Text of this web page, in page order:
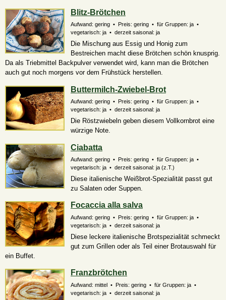
Blitz-Brötchen
Aufwand: gering • Preis: gering • für Gruppen: ja •
vegetarisch: ja • derzeit saisonal: ja
Die Mischung aus Essig und Honig zum
Bestreichen macht diese Brötchen schön knusprig.
Da als Triebmittel Backpulver verwendet wird, kann man die Brötchen
auch gut noch morgens vor dem Frühstück herstellen.
Buttermilch-Zwiebel-Brot
Aufwand: gering • Preis: gering • für Gruppen: ja •
vegetarisch: ja • derzeit saisonal: ja
Die Röstzwiebeln geben diesem Vollkornbrot eine
würzige Note.
Ciabatta
Aufwand: gering • Preis: gering • für Gruppen: ja •
vegetarisch: ja • derzeit saisonal: ja (z.T.)
Diese italienische Weißbrot-Spezialität passt gut
zu Salaten oder Suppen.
Focaccia alla salva
Aufwand: gering • Preis: gering • für Gruppen: ja •
vegetarisch: ja • derzeit saisonal: ja
Diese leckere italienische Brotspezialität schmeckt
gut zum Grillen oder als Teil einer Brotauswahl für
ein Buffet.
Franzbrötchen
Aufwand: mittel • Preis: gering • für Gruppen: ja •
vegetarisch: ja • derzeit saisonal: ja